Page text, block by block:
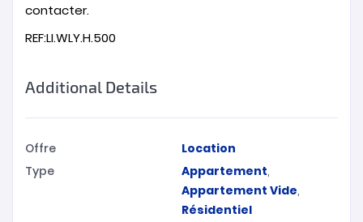
contacter.
REF:LI.WLY.H.500
Additional Details
Offre
Location
Type
Appartement,
Appartement Vide,
Résidentiel